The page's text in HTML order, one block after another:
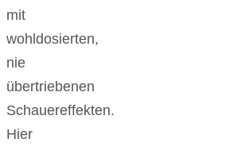
mit
wohldosierten,
nie
übertriebenen
Schauereffekten.
Hier